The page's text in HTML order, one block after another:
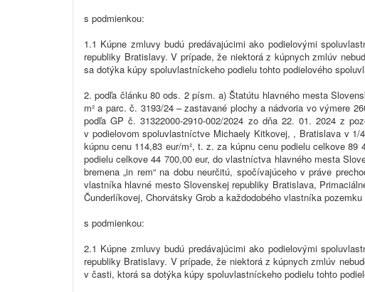
s podmienkou:
1.1 Kúpne zmluvy budú predávajúcimi ako podielovými
republiky Bratislavy. V prípade, že niektorá z kúpnych zmlúv
sa dotýka kúpy spoluvlastníckeho podielu tohto podielového
2. podľa článku 80 ods. 2 písm. a) Štatútu hlavného mesta
m² a parc. č. 3193/24 – zastavané plochy a nádvoria vo výmere
podľa GP č. 31322000-2910-002/2024 zo dňa 22. 01. 2024 z
v podielovom spoluvlastníctve Michaely Kitkovej, , Bratislava v
kúpnu cenu 114,83 eur/m², t. z. za kúpnu cenu podielu celkove
podielu celkove 44 700,00 eur, do vlastníctva hlavného mesta
bremena „in rem“ na dobu neurčitú, spočívajúceho v práve
vlastníka hlavné mesto Slovenskej republiky Bratislava,
Čunderlíkovej, Chorvátsky Grob a každodobého vlastníka
s podmienkou:
2.1 Kúpne zmluvy budú predávajúcimi ako podielovými
republiky Bratislavy. V prípade, že niektorá z kúpnych zmlúv
v časti, ktorá sa dotýka kúpy spoluvlastníckeho podielu tohto